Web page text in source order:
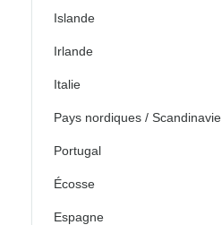
Islande
Irlande
Italie
Pays nordiques / Scandinavie
Portugal
Écosse
Espagne